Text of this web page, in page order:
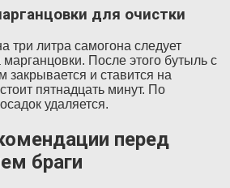
для очистки
три литра самогона следует
После этого бутыль с
и ставится на
пятнадцать минут. По
удаляется.
перед
браги